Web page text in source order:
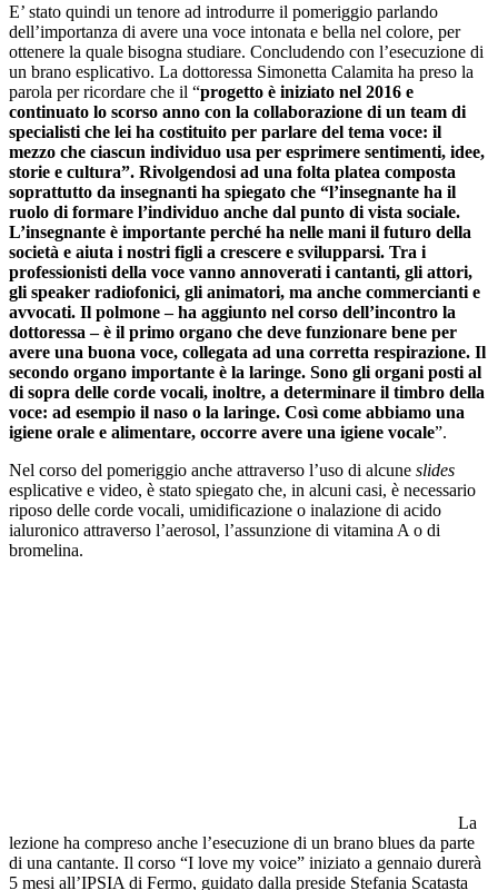
E’ stato quindi un tenore ad introdurre il pomeriggio parlando
dell’importanza di avere una voce intonata e bella nel colore, per
ottenere la quale bisogna studiare. Concludendo con l’esecuzione di
un brano esplicativo. La dottoressa Simonetta Calamita ha preso la
parola per ricordare che il “progetto è iniziato nel 2016 e
continuato lo scorso anno con la collaborazione di un team di
specialisti che lei ha costituito per parlare del tema voce: il
mezzo che ciascun individuo usa per esprimere sentimenti, idee,
storie e cultura”. Rivolgendosi ad una folta platea composta
soprattutto da insegnanti ha spiegato che “l’insegnante ha il
ruolo di formare l’individuo anche dal punto di vista sociale.
L’insegnante è importante perché ha nelle mani il futuro della
società e aiuta i nostri figli a crescere e svilupparsi. Tra i
professionisti della voce vanno annoverati i cantanti, gli attori,
gli speaker radiofonici, gli animatori, ma anche commercianti e
avvocati. Il polmone – ha aggiunto nel corso dell’incontro la
dottoressa – è il primo organo che deve funzionare bene per
avere una buona voce, collegata ad una corretta respirazione. Il
secondo organo importante è la laringe. Sono gli organi posti al
di sopra delle corde vocali, inoltre, a determinare il timbro della
voce: ad esempio il naso o la laringe. Così come abbiamo una
igiene orale e alimentare, occorre avere una igiene vocale”.
Nel corso del pomeriggio anche attraverso l’uso di alcune slides
esplicative e video, è stato spiegato che, in alcuni casi, è necessario
riposo delle corde vocali, umidificazione o inalazione di acido
ialuronico attraverso l’aerosol, l’assunzione di vitamina A o di
bromelina.
La
lezione ha compreso anche l’esecuzione di un brano blues da parte
di una cantante. Il corso “I love my voice” iniziato a gennaio durerà
5 mesi all’IPSIA di Fermo, guidato dalla preside Stefania Scatasta